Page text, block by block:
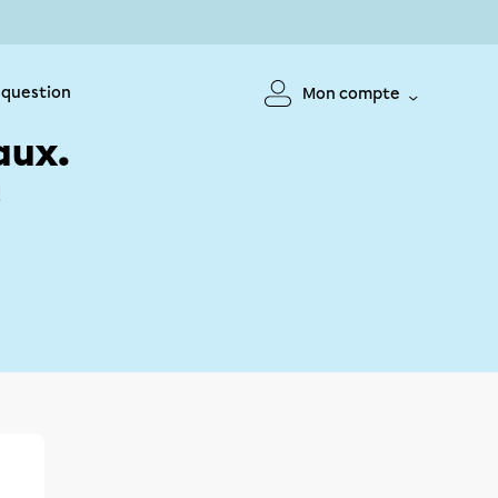
question Mon compte